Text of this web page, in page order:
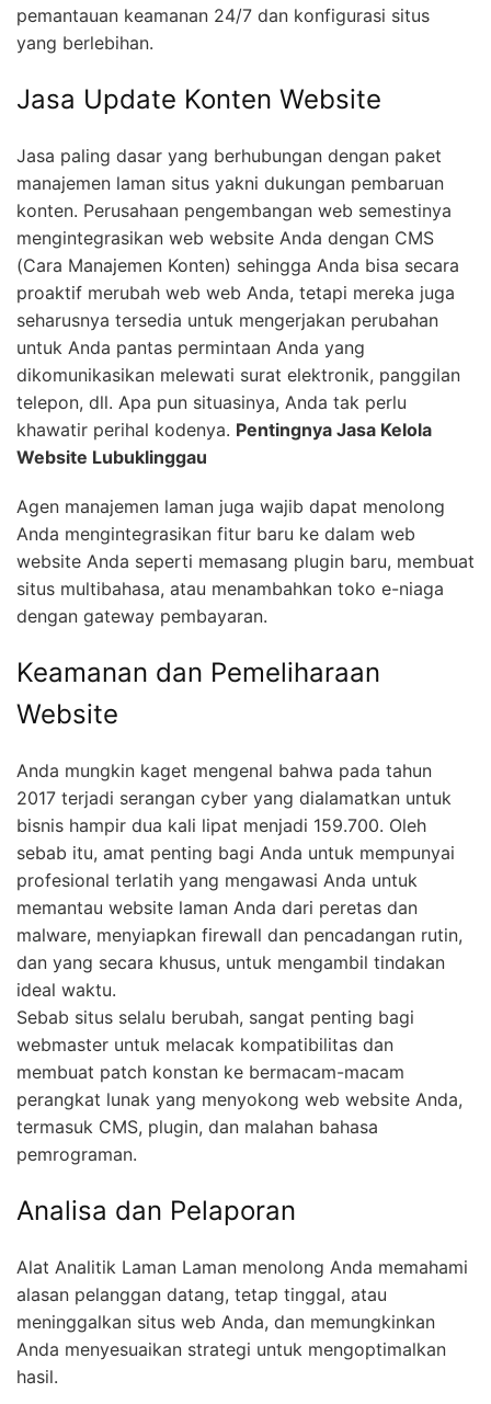
pemantauan keamanan 24/7 dan konfigurasi situs
yang berlebihan.
Jasa Update Konten Website
Jasa paling dasar yang berhubungan dengan paket
manajemen laman situs yakni dukungan pembaruan
konten. Perusahaan pengembangan web semestinya
mengintegrasikan web website Anda dengan CMS
(Cara Manajemen Konten) sehingga Anda bisa secara
proaktif merubah web web Anda, tetapi mereka juga
seharusnya tersedia untuk mengerjakan perubahan
untuk Anda pantas permintaan Anda yang
dikomunikasikan melewati surat elektronik, panggilan
telepon, dll. Apa pun situasinya, Anda tak perlu
khawatir perihal kodenya. Pentingnya Jasa Kelola
Website Lubuklinggau
Agen manajemen laman juga wajib dapat menolong
Anda mengintegrasikan fitur baru ke dalam web
website Anda seperti memasang plugin baru, membuat
situs multibahasa, atau menambahkan toko e-niaga
dengan gateway pembayaran.
Keamanan dan Pemeliharaan
Website
Anda mungkin kaget mengenal bahwa pada tahun
2017 terjadi serangan cyber yang dialamatkan untuk
bisnis hampir dua kali lipat menjadi 159.700. Oleh
sebab itu, amat penting bagi Anda untuk mempunyai
profesional terlatih yang mengawasi Anda untuk
memantau website laman Anda dari peretas dan
malware, menyiapkan firewall dan pencadangan rutin,
dan yang secara khusus, untuk mengambil tindakan
ideal waktu.
Sebab situs selalu berubah, sangat penting bagi
webmaster untuk melacak kompatibilitas dan
membuat patch konstan ke bermacam-macam
perangkat lunak yang menyokong web website Anda,
termasuk CMS, plugin, dan malahan bahasa
pemrograman.
Analisa dan Pelaporan
Alat Analitik Laman Laman menolong Anda memahami
alasan pelanggan datang, tetap tinggal, atau
meninggalkan situs web Anda, dan memungkinkan
Anda menyesuaikan strategi untuk mengoptimalkan
hasil.